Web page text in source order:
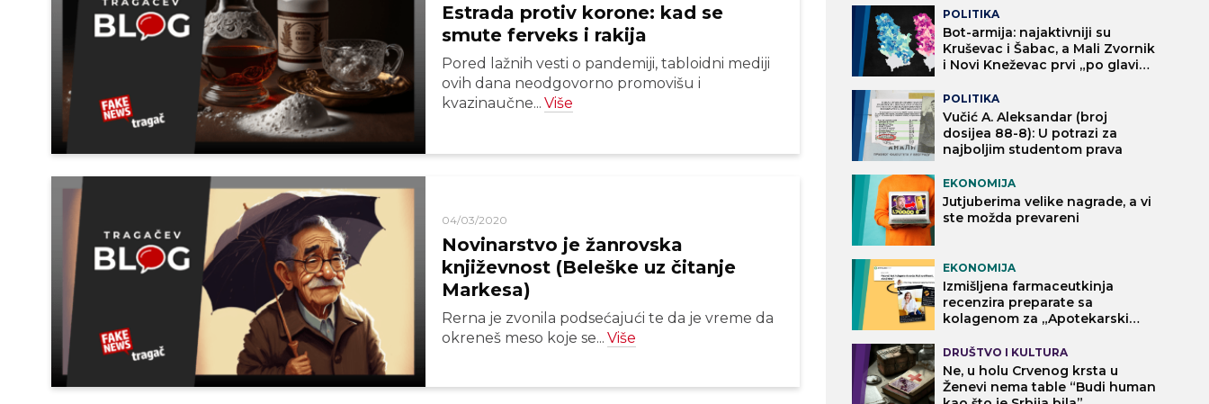
Estrada protiv korone: kad se
smute ferveks i rakija
Pored lažnih vesti o pandemiji, tabloidni mediji
ovih dana neodgovorno promovišu i
kvazinaučne... Više
04/03/2020
Novinarstvo je žanrovska
književnost (Beleške uz čitanje
Markesa)
Rerna je zvonila podsećajući te da je vreme da
okreneš meso koje se... Više
POLITIKA
Bot-armija: najaktivniji su
Kruševac i Šabac, a Mali Zvornik
i Novi Kneževac prvi „po glavi
POLITIKA
Vučić A. Aleksandar (broj
dosijea 88-8): U potrazi za
najboljim studentom prava
EKONOMIJA
Jutjuberima velike nagrade, a vi
ste možda prevareni
EKONOMIJA
Izmišljena farmaceutkinja
recenzira preparate sa
kolagenom za „Apotekarski
DRUŠTVO I KULTURA
Ne, u holu Crvenog krsta u
Ženevi nema table “Budi human